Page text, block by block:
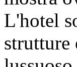
L'hotel
strutture